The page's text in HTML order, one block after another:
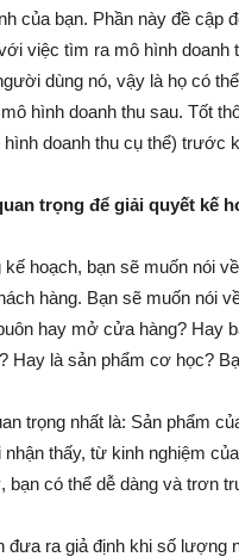
của bạn. Phần này đề cập
việc tìm ra mô hình
dùng nó, vậy là họ có
hình doanh thu sau. Tốt
doanh thu cụ thể) trước
trọng để giải quyết kế
hoạch, bạn sẽ muốn nói
hàng. Bạn sẽ muốn nói
hay mở cửa hàng? Hay
Hay là sản phẩm cơ học?
trọng nhất là: Sản phẩm
nhận thấy, từ kinh nghiệm
bạn có thể dễ dàng và trơn
đưa ra giả định khi số lượng